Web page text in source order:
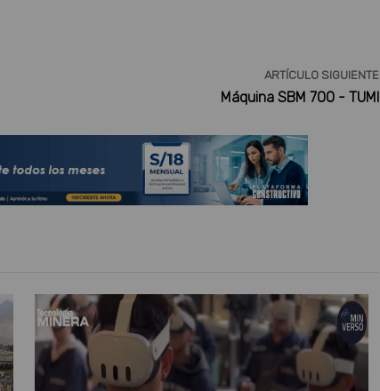
ARTÍCULO SIGUIENTE
Máquina SBM 700 - TUMI